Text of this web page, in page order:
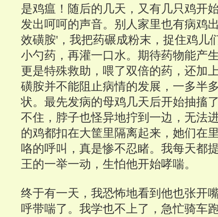
是鸡瘟！随后的几天，又有几只鸡开
发出呵呵的声音。别人家里也有病鸡
效磺胺'，我把药碾成粉末，捉住鸡儿
小勺药，再灌一口水。期待药物能产
更是特殊救助，喂了双倍的药，还加
磺胺并不能阻止病情的发展，一多半
状。最先发病的母鸡几天后开始抽搐
不住，脖子也怪异地拧到一边，无法
的鸡都扣在大筐里隔离起来，她们在
咯的呼叫，真是惨不忍睹。我每天都
王的一举一动，生怕他开始哮喘。
终于有一天，我恐怖地看到他也张开
呼带喘了。我学也不上了，急忙骑车